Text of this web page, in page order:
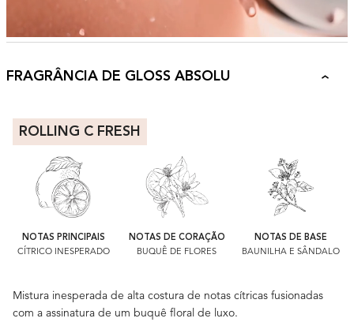
FRAGRÂNCIA DE GLOSS ABSOLU
ROLLING C FRESH
NOTAS PRINCIPAIS
CÍTRICO INESPERADO
NOTAS DE CORAÇÃO
BUQUÊ DE FLORES
NOTAS DE BASE
BAUNILHA E SÂNDALO
Mistura inesperada de alta costura de notas cítricas fusionadas
com a assinatura de um buquê floral de luxo.